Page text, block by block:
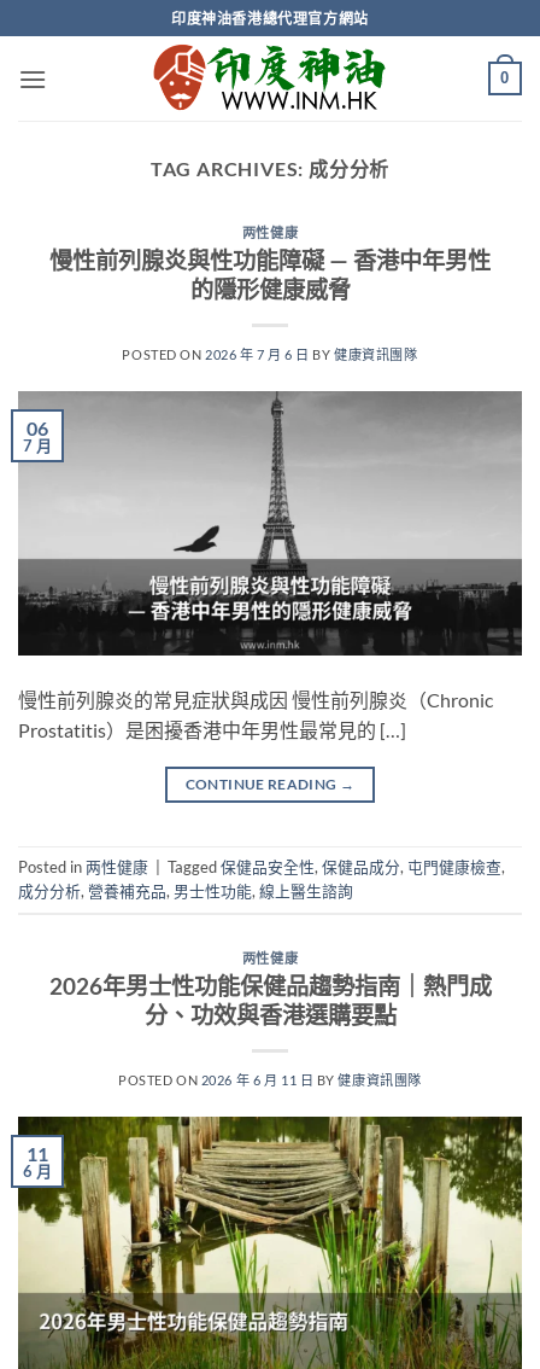
to
content
印度神油香港總代理官方網站
0
TAG ARCHIVES: 成分分析
两性健康
慢性前列腺炎與性功能障礙 — 香港中年男性
的隱形健康威脅
POSTED ON 2026 年 7 月 6 日 BY健康資訊團隊
06
7 月
慢性前列腺炎的常見症狀與成因 慢性前列腺炎（Chronic
Prostatitis）是困擾香港中年男性最常見的 […]
CONTINUE READING →
Posted in两性健康 Tagged保健品安全性,保健品成分, 屯門健康檢查,
成分分析,營養補充品, 男士性功能,線上醫生諮詢
两性健康
2026年男士性功能保健品趨勢指南｜熱門成
分、功效與香港選購要點
POSTED ON 2026 年 6 月 11 日 BY健康資訊團隊
11
6 月